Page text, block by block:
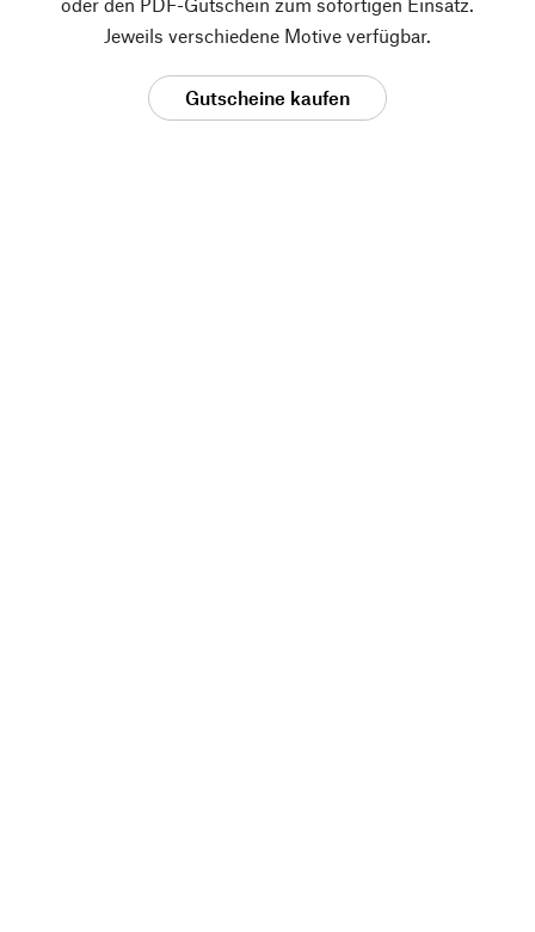
Jeweils verschiedene Motive verfügbar.
Gutscheine kaufen